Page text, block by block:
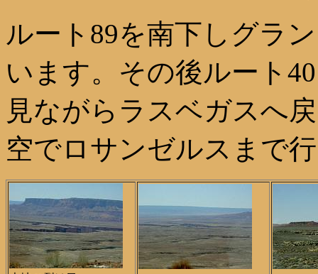
ルート89を南下しグラ
います。その後ルート
見ながらラスベガスへ
空でロサンゼルスまで